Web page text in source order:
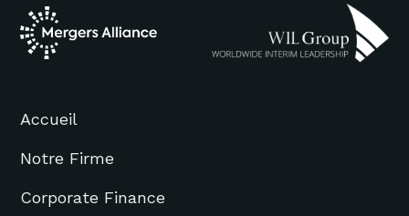
Accueil
Notre Firme
Corporate Finance